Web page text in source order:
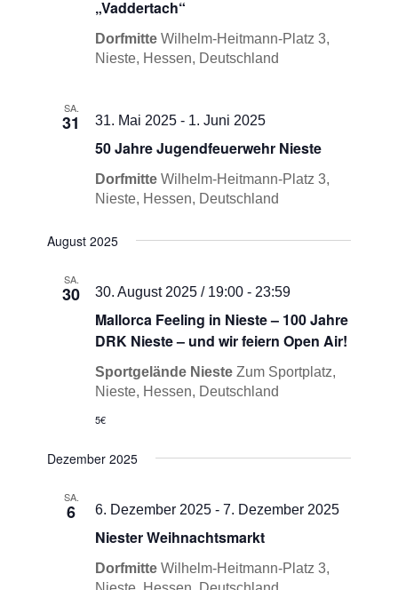
„Vaddertach“
DorfmitteWilhelm-Heitmann-Platz 3,
Nieste, Hessen, Deutschland
SA.
31
50 Jahre Jugendfeuerwehr Nieste
31. Mai 2025 - 1. Juni 2025
DorfmitteWilhelm-Heitmann-Platz 3,
Nieste, Hessen, Deutschland
August 2025
SA.
30
Mallorca Feeling in Nieste – 100 Jahre
DRK Nieste – und wir feiern Open Air!
30. August 2025 / 19:00 - 23:59
Sportgelände NiesteZum Sportplatz,
Nieste, Hessen, Deutschland
5€
Dezember 2025
SA.
6
Niester Weihnachtsmarkt
6. Dezember 2025 -7. Dezember 2025
DorfmitteWilhelm-Heitmann-Platz 3,